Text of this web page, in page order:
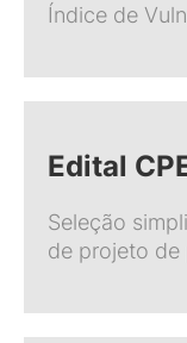
Índice de
Edital
Seleção
de projeto de